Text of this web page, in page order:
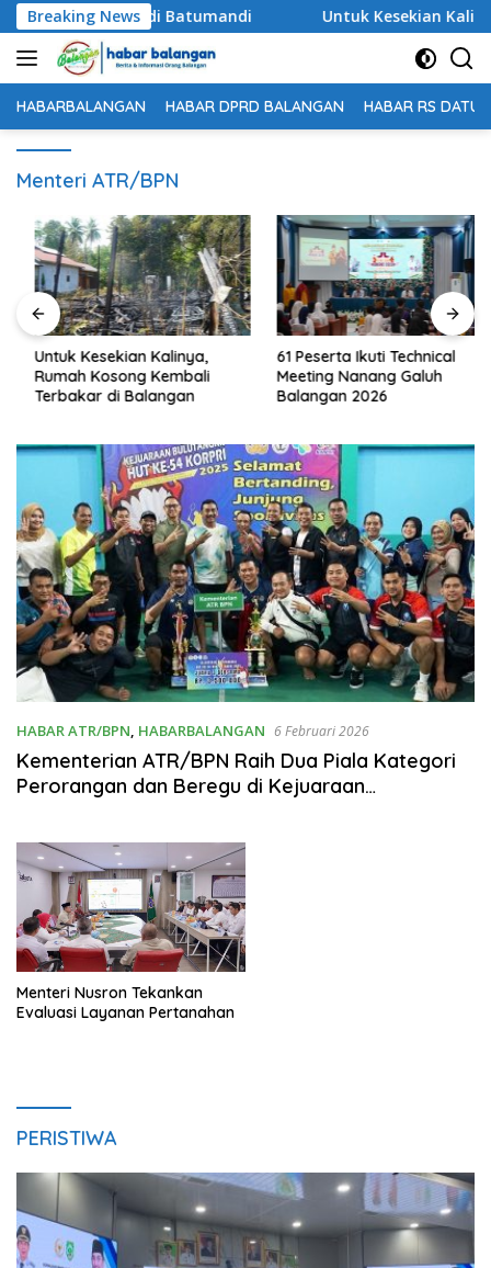
Langsung
ke
konten
Breaking News
Tunggal di Batumandi Untuk Kesekian Kalinya,
HABARBALANGAN HABAR DPRD BALANGAN HABAR RS DATU
Menteri ATR/BPN
Untuk Kesekian Kalinya,
Rumah Kosong Kembali
Terbakar di Balangan
61 Peserta Ikuti Technical
Meeting Nanang Galuh
Balangan 2026
HABAR ATR/BPN, HABARBALANGAN 6 Februari 2026
Kementerian ATR/BPN Raih Dua Piala Kategori
Perorangan dan Beregu di Kejuaraan
Menteri Nusron Tekankan
Evaluasi Layanan Pertanahan
PERISTIWA